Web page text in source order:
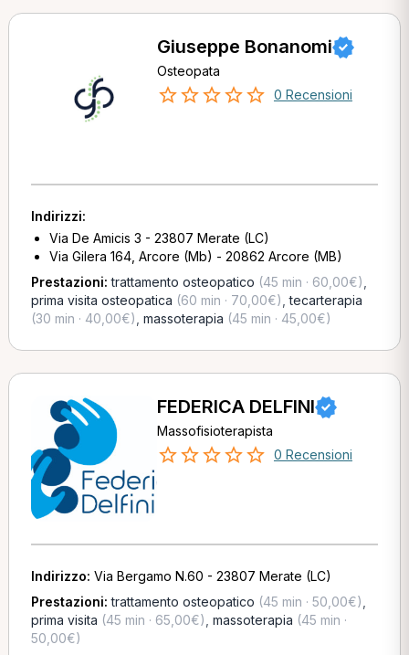
Giuseppe Bonanomi
Osteopata
0 Recensioni
Indirizzi:
Via De Amicis 3 - 23807 Merate (LC)
Via Gilera 164, Arcore (Mb) - 20862 Arcore (MB)
Prestazioni:trattamento osteopatico (45 min · 60,00€)
prima visita osteopatica (60 min · 70,00€) ,tecarterapia
(30 min · 40,00€) massoterapia (45 min · 45,00€)
FEDERICA DELFINI
Massofisioterapista
0 Recensioni
Indirizzo: Via Bergamo N.60 - 23807 Merate (LC)
Prestazioni:trattamento osteopatico (45 min · 50,00€)
prima visita (45 min · 65,00€) massoterapia (45 min ·
50,00€)